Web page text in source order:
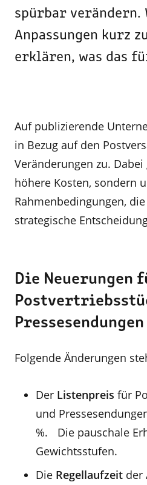
spürbar verändern.
Anpassungen kurz
erklären, was das
Auf publizierende
in Bezug auf den
Veränderungen zu.
höhere Kosten, sondern
Rahmenbedingungen,
strategische
Die Neuerungen
Pressesendungen
Folgende Änderungen
Der Listenpreis für
und
%. Die pauschale
Gewichtsstufen.
Die Regellaufzeit der